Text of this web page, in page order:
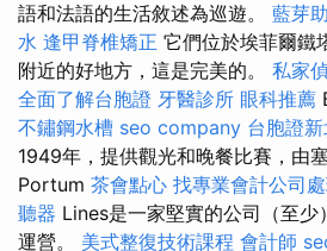
語和法語的生活敘述為巡遊。 藍芽
水 逢甲脊椎矯正 它們位於埃菲爾鐵
附近的好地方，這是完美的。 私家
全面了解台胞證 牙醫診所 眼科推薦
不鏽鋼水槽 seo company 台胞證
1949年，提供觀光和晚餐比賽，由
Portum 茶會點心 找專業會計公司
聽器 Lines是一家堅實的公司（至
運營。 美式整復技術課程 會計師